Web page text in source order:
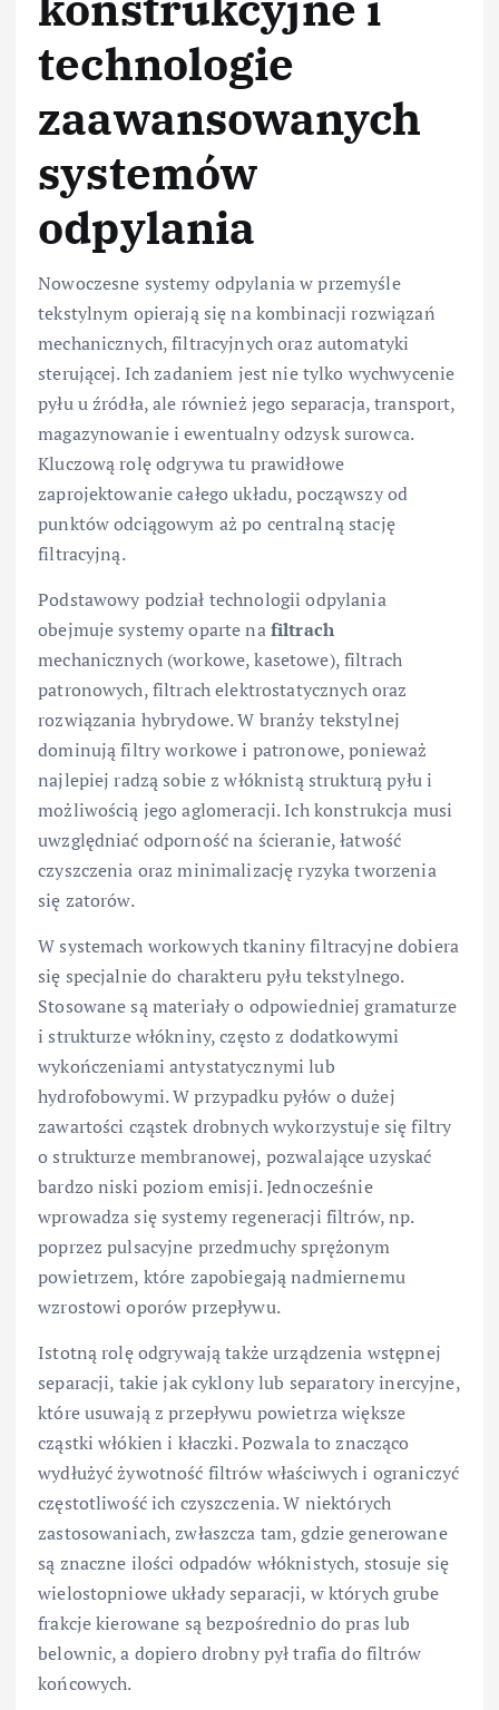
technologie
zaawansowanych
systemów
odpylania
Nowoczesne systemy odpylania w przemyśle
tekstylnym opierają się na kombinacji rozwiązań
mechanicznych, filtracyjnych oraz automatyki
sterującej. Ich zadaniem jest nie tylko wychwycenie
pyłu u źródła, ale również jego separacja, transport,
magazynowanie i ewentualny odzysk surowca.
Kluczową rolę odgrywa tu prawidłowe
zaprojektowanie całego układu, począwszy od
punktów odciągowym aż po centralną stację
filtracyjną.
Podstawowy podział technologii odpylania
obejmuje systemy oparte nafiltrach
mechanicznych (workowe, kasetowe), filtrach
patronowych, filtrach elektrostatycznych oraz
rozwiązania hybrydowe. W branży tekstylnej
dominują filtry workowe i patronowe, ponieważ
najlepiej radzą sobie z włóknistą strukturą pyłu i
możliwością jego aglomeracji. Ich konstrukcja musi
uwzględniać odporność na ścieranie, łatwość
czyszczenia oraz minimalizację ryzyka tworzenia
się zatorów.
W systemach workowych tkaniny filtracyjne dobiera
się specjalnie do charakteru pyłu tekstylnego.
Stosowane są materiały o odpowiedniej gramaturze
i strukturze włókniny, często z dodatkowymi
wykończeniami antystatycznymi lub
hydrofobowymi. W przypadku pyłów o dużej
zawartości cząstek drobnych wykorzystuje się filtry
o strukturze membranowej, pozwalające uzyskać
bardzo niski poziom emisji. Jednocześnie
wprowadza się systemy regeneracji filtrów, np.
poprzez pulsacyjne przedmuchy sprężonym
powietrzem, które zapobiegają nadmiernemu
wzrostowi oporów przepływu.
Istotną rolę odgrywają także urządzenia wstępnej
separacji, takie jak cyklony lub separatory inercyjne,
które usuwają z przepływu powietrza większe
cząstki włókien i kłaczki. Pozwala to znacząco
wydłużyć żywotność filtrów właściwych i ograniczyć
częstotliwość ich czyszczenia. W niektórych
zastosowaniach, zwłaszcza tam, gdzie generowane
są znaczne ilości odpadów włóknistych, stosuje się
wielostopniowe układy separacji, w których grube
frakcje kierowane są bezpośrednio do pras lub
belownic, a dopiero drobny pył trafia do filtrów
końcowych.